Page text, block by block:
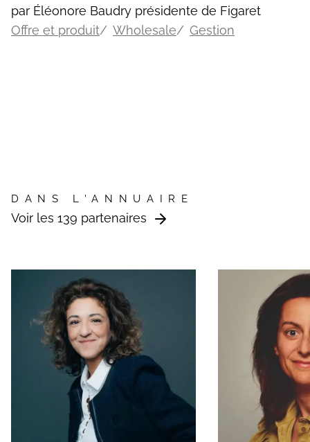
par Éléonore Baudry présidente de Figaret
Offre et produit
Wholesale Gestion
DANS L'ANNUAIRE
Voir les 139 partenaires